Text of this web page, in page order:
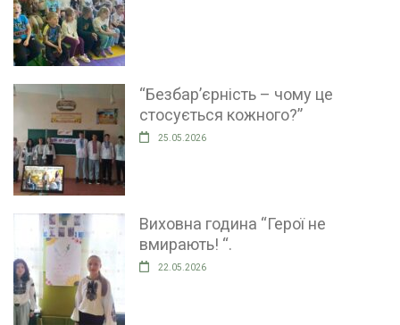
“Безбар’єрність – чому це
стосується кожного?”
25.05.2026
Виховна година “Герої не
вмирають! “.
22.05.2026